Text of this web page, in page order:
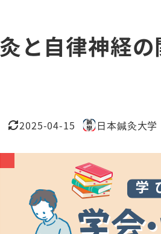
と自律神経
更新日
2025-04-15
著
者
日本鍼灸大学